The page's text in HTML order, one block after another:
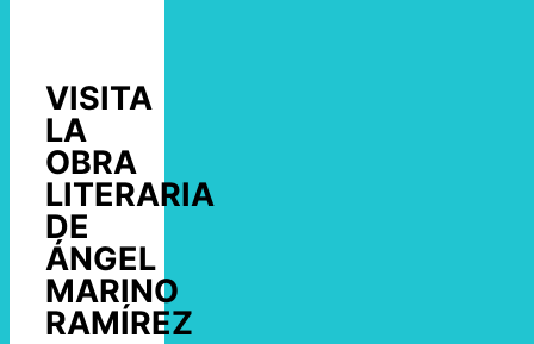
VISITA
LA
OBRA
LITERARIA
DE
ÁNGEL
MARINO
RAMÍREZ